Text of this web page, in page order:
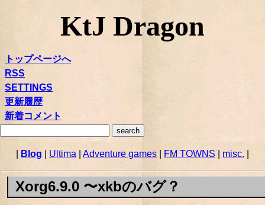
KtJ Dragon
トップページへ
RSS
SETTINGS
更新履歴
新着コメント
Blog Ultima Adventure games FM TOWNS| misc.
Xorg6.9.0 〜xkbのバグ？